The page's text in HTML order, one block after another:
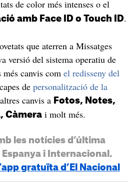
de color més intenses o el
amb Face ID o Touch ID.
que aterren a Missatges
versió del sistema operatiu de
canvis com el redisseny del
de personalització de la
canvis a Fotos, Notes,
Càmerai molt més.
les notícies d’última
i Internacional.
gratuïta d’El Nacional